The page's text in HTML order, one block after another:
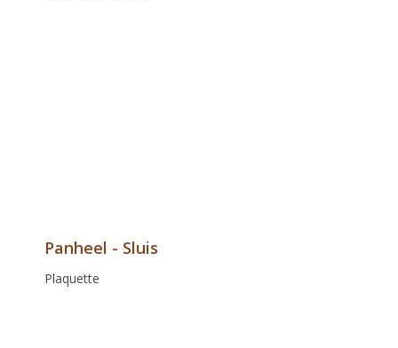
Panheel - Sluis
Plaquette